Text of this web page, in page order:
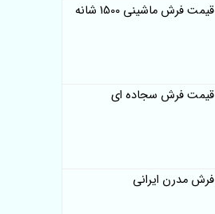
قیمت فرش ماشینی 1500 شانه
قیمت فرش سجاده ای
فرش مدرن ایرانی